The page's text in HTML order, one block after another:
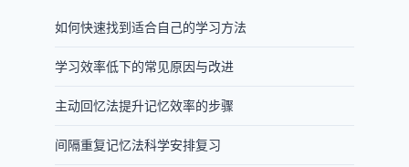
如何快速找到适合自己的学习方法
学习效率低下的常见原因与改进
主动回忆法提升记忆效率的步骤
间隔重复记忆法科学安排复习